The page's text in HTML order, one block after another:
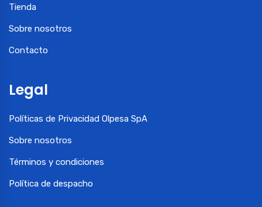
Tienda
Sobre nosotros
Contacto
Legal
Políticas de Privacidad Olpesa SpA
Sobre nosotros
Términos y condiciones
Política de despacho